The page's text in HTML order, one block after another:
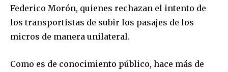
safe with us.
Federico Morón, quienes rechazan el intento de
los transportistas de subir los pasajes de los
micros de manera unilateral.
Como es de conocimiento público, hace más de